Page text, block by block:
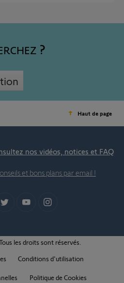
Haut de page
nos vidéos, notices et FAQ
et bons plans par email !
les droits sont réservés.
Conditions d'utilisation
Politique de Cookies